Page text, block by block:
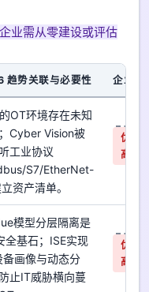
业需从零建设或评估
趋势关联与必要性 企业对
OT环境存在未知
Cyber Vision被
工业协议
S7/EtherNet-
资产清单。
优先
高
模型分层隔离是
全基石；ISE实现
备画像与动态分
止IT威胁横向蔓
优先
高